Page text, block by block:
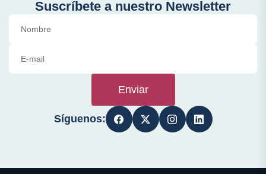
Suscríbete a nuestro Newsletter
Enviar
Síguenos: